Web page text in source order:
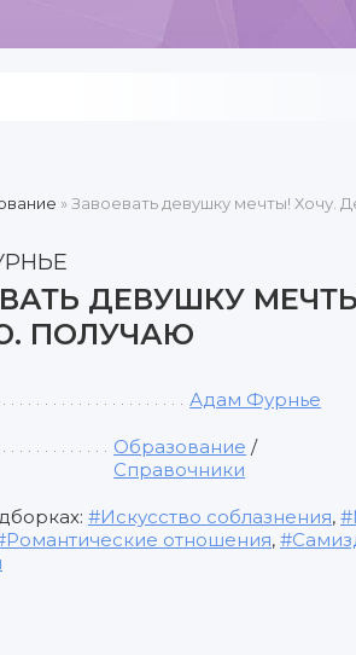
» Завоевать девушку мечты! Хочу.
ДЕВУШКУ
ПОЛУЧАЮ
Адам Фурнье
Образование /
Справочники
Искусство соблазнения,
Романтические отношения,